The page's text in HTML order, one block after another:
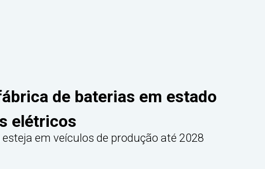
de baterias em estado
elétricos
em veículos de produção até 2028